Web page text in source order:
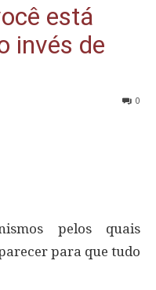
está
invés de
0
pelos quais
para que tudo